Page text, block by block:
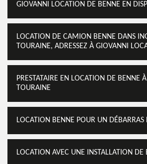
GIOVANNI LOCATION DE BENNE EN
LOCATION DE CAMION BENNE DANS
TOURAINE, ADRESSEZ À GIOVANNI
PRESTATAIRE EN LOCATION DE BENNE
TOURAINE
LOCATION BENNE POUR UN DÉBARRAS
LOCATION AVEC UNE INSTALLATION DE